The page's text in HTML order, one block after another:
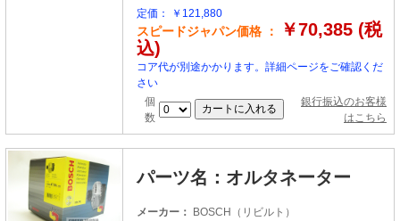
定価： ￥121,880
スピードジャパン価格 ：
￥70,385 (税
込)
コア代が別途かかります。詳細ページをご確認くだ
さい
個
数
銀行振込のお客様
はこちら
パーツ名：オルタネーター
メーカー：
BOSCH（リビルト）